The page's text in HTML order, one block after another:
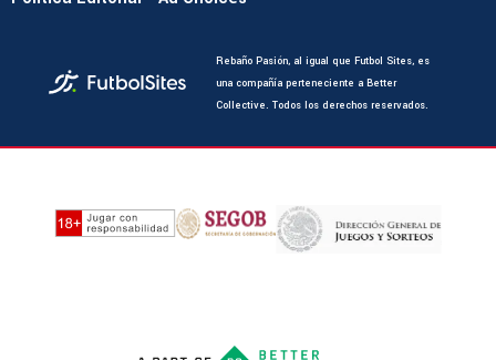
Rebaño Pasión, al igual que Futbol Sites, es
una compañía perteneciente a Better
Collective. Todos los derechos reservados.